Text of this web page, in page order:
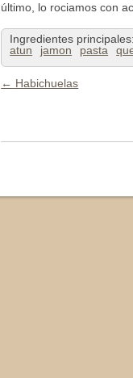
último, lo rociamos con
Ingredientes principales:
atun
jamon pasta
Navegación de Entradas
← Habichuelas